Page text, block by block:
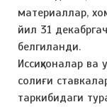
материаллар,
йил 31
белгиланди.
Иссиқхоналар
солиғи
таркибидаги